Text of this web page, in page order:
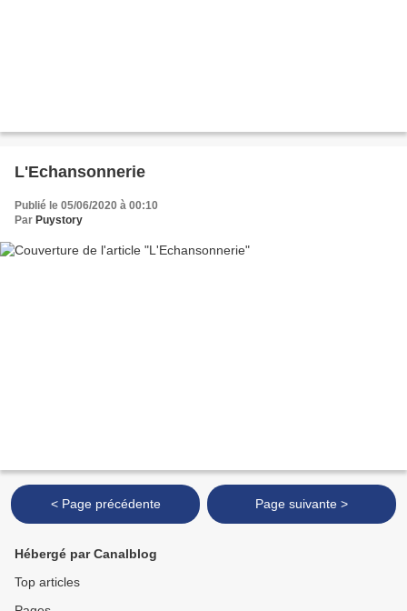
L'Echansonnerie
Publié le 05/06/2020 à 00:10
Par Puystory
< Page précédente Page suivante >
Hébergé par Canalblog
Top articles